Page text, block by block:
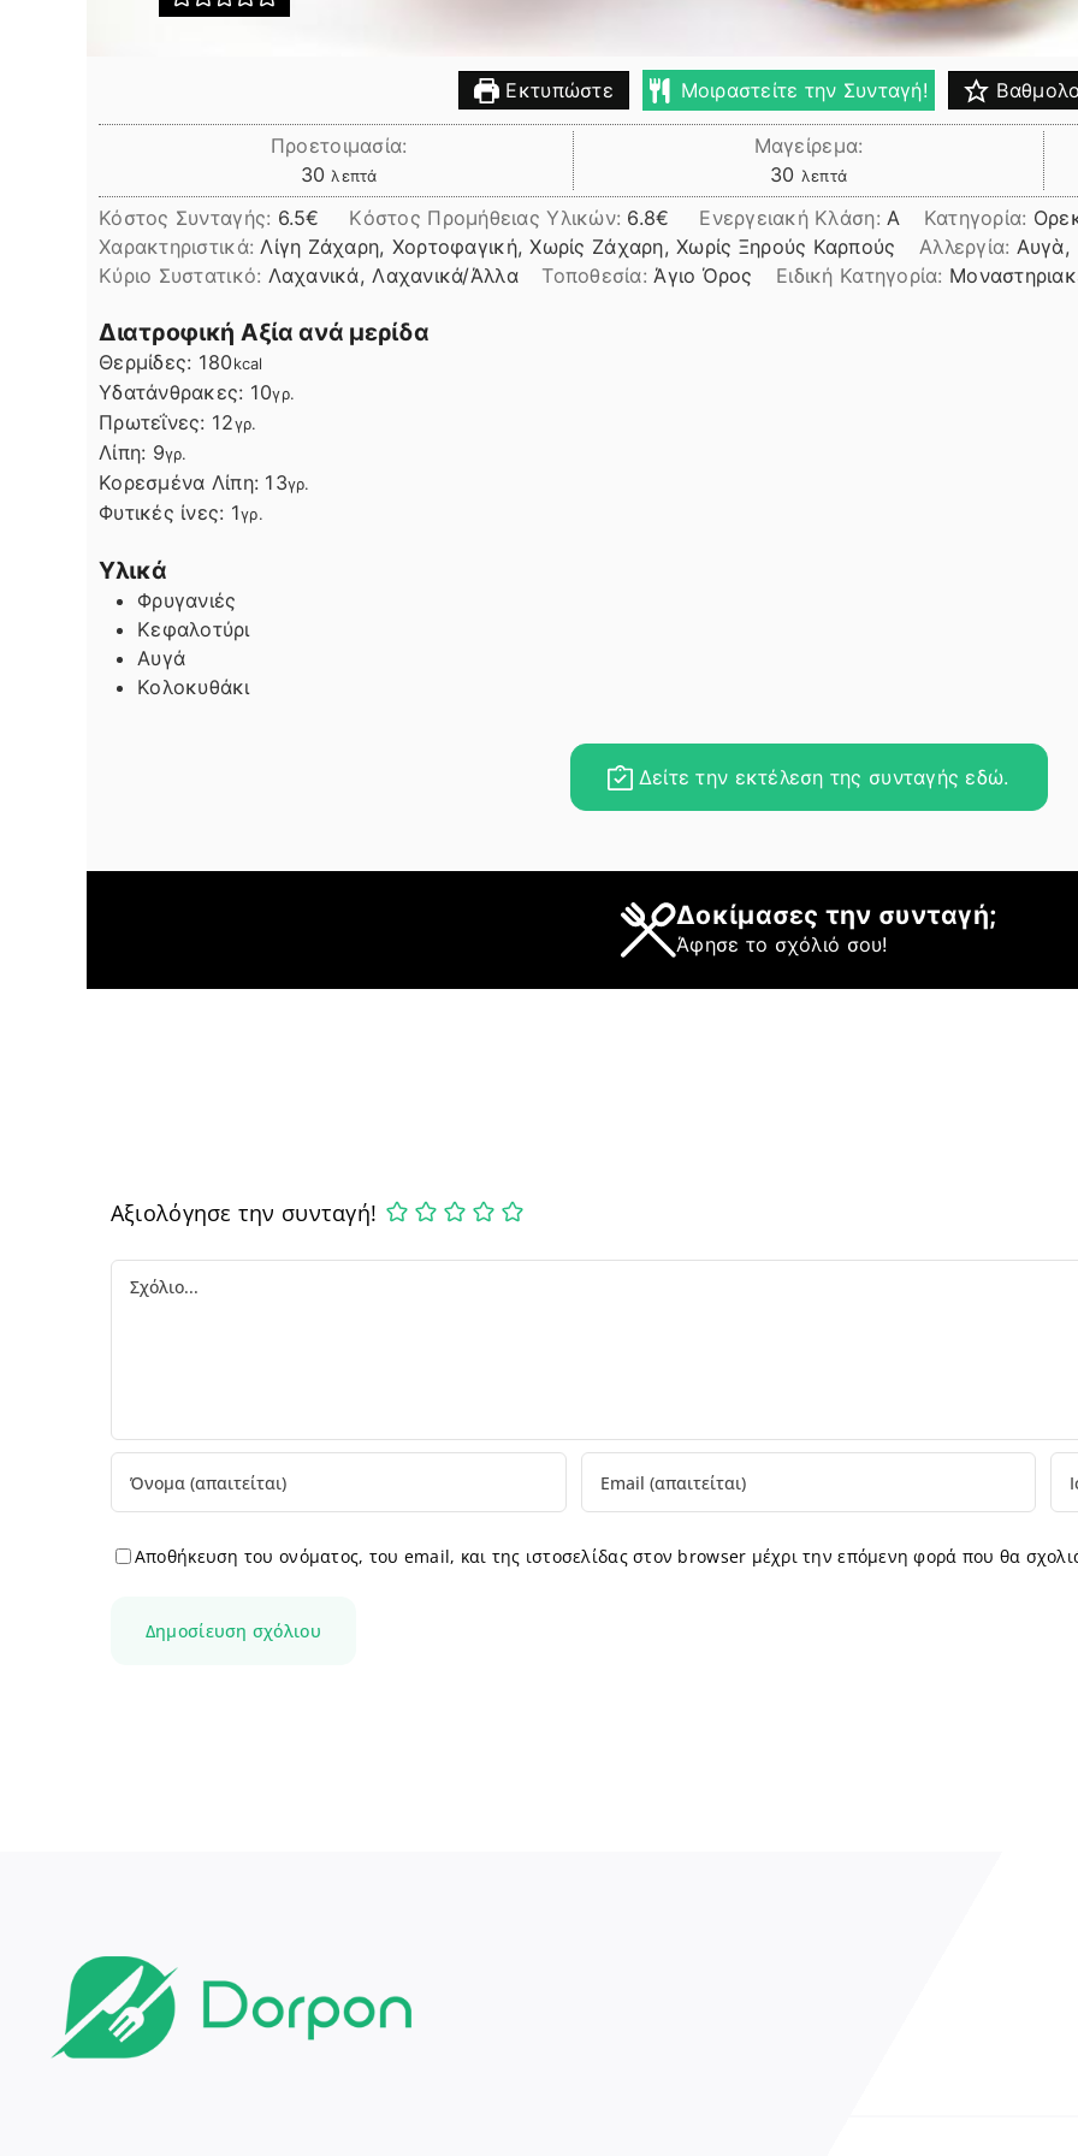
Εκτυπώστε Μοιραστείτε την Συνταγή!
Προετοιμασία:
30 λεπτά
λεπτά
Μαγείρεμα:
30 λεπτά
λεπτά
Κόστος Συνταγής: 6.5€ Kόστος Προμήθειας Υλικών: 6.8 Ενεργειακή Κλάση: A Κατηγορία:
Χαρακτηριστικά: Λίγη Ζάχαρη, Χορτοφαγική, Χωρίς Ζάχαρη, Χωρίς Ξηρούς Καρπούς Αλλεργία: Αυγὰ,
Kύριο Συστατικό: Λαχανικά, Λαχανικά/Άλλα Τοποθεσία: Άγιο Όρος Ειδική Κατηγορία:
Διατροφική Αξία ανά μερίδα
Θερμίδες: 180kcal
Υδατάνθρακες: 10γρ.
Πρωτεΐνες: 12γρ.
Λίπη
Λίπη: 9γρ.
Κορεσμένα Λίπη: 13γρ.
Φυτικές ίνες: 1γρ.
Υλικά
Φρυγανιές
Κεφαλοτύρι
Αυγά
Κολοκυθάκι
Δείτε την εκτέλεση της συνταγής εδώ.
Δοκίμασες την συνταγή;
Άφησε το σχόλιό σου!
Αξιολόγησε την συνταγή!
Comment
Αποθήκευση του ονόματος, του email, και της ιστοσελίδας στον browser μέχρι την επόμενη φορά που θα